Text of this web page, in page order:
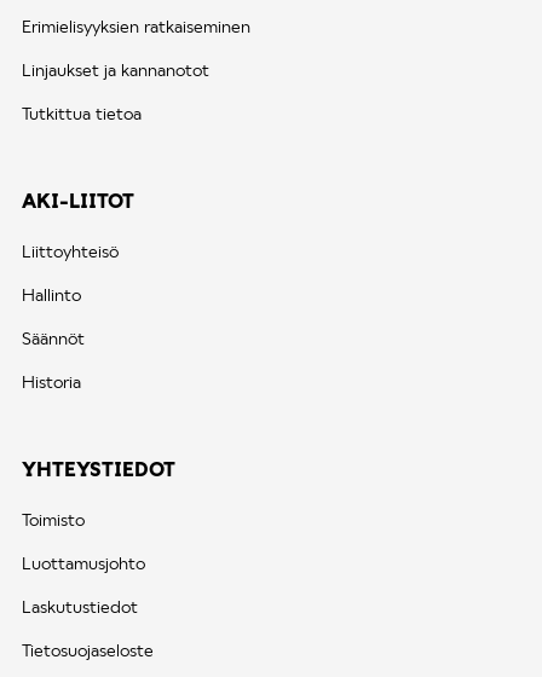
Erimielisyyksien ratkaiseminen
Linjaukset ja kannanotot
Tutkittua tietoa
AKI-LIITOT
Liittoyhteisö
Hallinto
Säännöt
Historia
YHTEYSTIEDOT
Toimisto
Luottamusjohto
Laskutustiedot
Tietosuojaseloste